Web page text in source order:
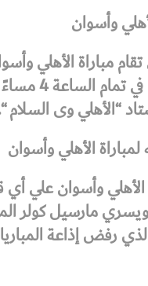
وأسوان
سبتمبر 2022 في
“الأهلي وى السلام
لمباراة الأهلي وأسوان
وأسوان علي أي
مارسيل كولر
رفض إذاعة